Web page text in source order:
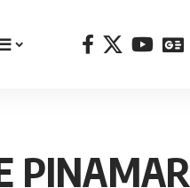
PINAMAR